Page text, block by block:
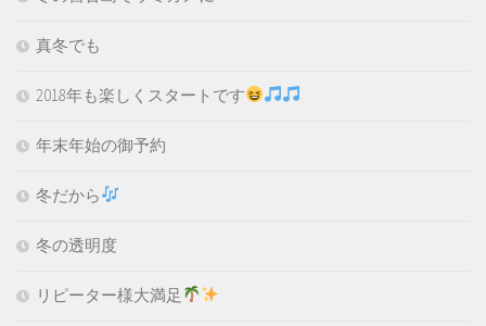
真冬でも
2018年も楽しくスタートです
年末年始の御予約
冬だから
冬の透明度
リピーター様大満足